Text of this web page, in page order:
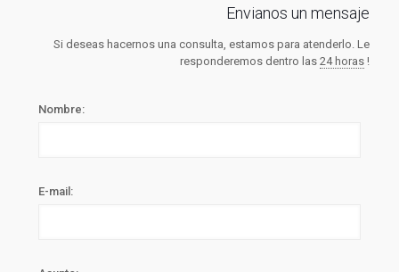
Envianos un mensaje
Si deseas hacernos una consulta, estamos para atenderlo. Le
responderemos dentro las 24 horas !
Nombre:
E-mail: